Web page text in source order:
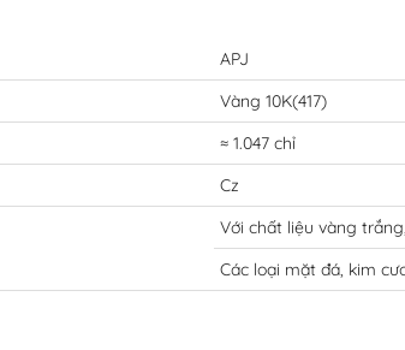
APJ
Vàng 10K(417)
≈ 1.047 chỉ
Cz
Với chất liệu vàng
Các loại mặt đá, kim